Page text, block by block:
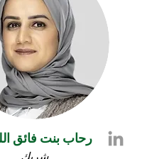
رحاب بنت فائق
شريك